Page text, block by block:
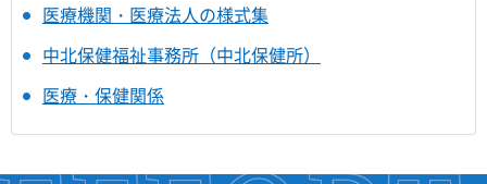
医療機関・医療法人の様式集
中北保健福祉事務所（中北保健所）
医療・保健関係